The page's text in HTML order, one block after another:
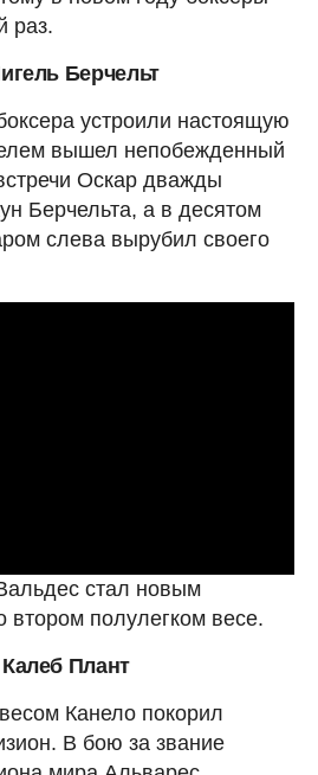
раз.
Берчельт
устроили настоящую
вышел непобежденный
Оскар дважды
Берчельта, а в десятом
слева вырубил своего
стал новым
втором полулегком весе.
Плант
Канело покорил
В бою за звание